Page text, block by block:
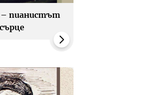
пианистът